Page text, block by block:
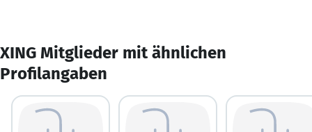
XING Mitglieder mit ähnlichen
Profilangaben